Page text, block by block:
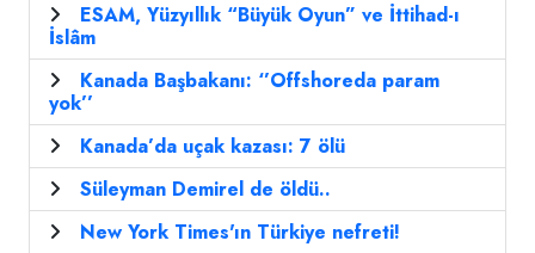
ESAM, Yüzyıllık “Büyük Oyun” ve İttihad-ı
İslâm
Kanada Başbakanı: ‘’Offshoreda param
yok’’
Kanada’da uçak kazası: 7 ölü
Süleyman Demirel de öldü..
New York Times'ın Türkiye nefreti!